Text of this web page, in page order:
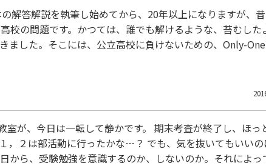
解答解説を執筆し始めてから、20年以上になりますが、
校の問題です。かつては、誰でも解けるような、苔むした
ました。そこには、公立高校に負けないための、Only-
が、今日は一転して静かです。 期末考査が終了し、ほっ
，２は部活動に行ったかな…？ でも、気を抜いてもいいの
から、受験勉強を意識するのか、しないのか。それによっ